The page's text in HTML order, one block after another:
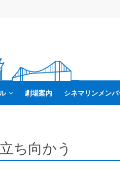
劇場案内 シネマリンメン
ち向かう